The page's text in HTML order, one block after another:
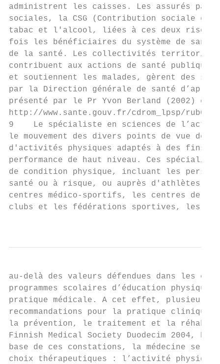
administrent les caisses. Les assurés
sociales, la CSG (Contribution sociale
tabac et l'alcool, liées à ces deux
fois les bénéficiaires du système de
de la santé. Les collectivités
contribuent aux actions de santé
et soutiennent les malades, gèrent des
par la Direction générale de santé
présenté par le Pr Yvon Berland (2002)
http://www.sante.gouv.fr/cdrom_lpsp/
9    Le spécialiste en sciences de
le mouvement des divers points de vue
d'activités physiques adaptés à des fins
performance de haut niveau. Ces
de condition physique, incluant les
santé ou à risque, ou auprès d'athlètes
centres médico-sportifs, les centres de
clubs et les fédérations sportives, les
au-delà des valeurs défendues dans les
programmes scolaires d’éducation
pratique médicale. A cet effet, plusieurs
recommandations pour la pratique
la prévention, le traitement et la
Finnish Medical Society Duodecim 2004,
base de ces constations, la médecine se
choix thérapeutiques : l’activité physique